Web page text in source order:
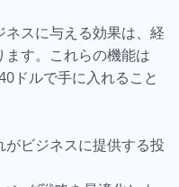
スに与える効果は、経
す。これらの機能は
ドルで手に入れること
ビジネスに提供する投